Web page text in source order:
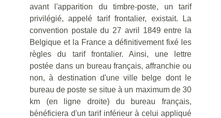
avant l'apparition du timbre-poste, un tarif
privilégié, appelé tarif frontalier, existait.
La
convention postale du 27 avril 1849 entre la
Belgique et la France a définitivement fixé les
règles du tarif frontalier.
Ainsi, une lettre
postée dans un bureau français, affranchie ou
non, à destination d'une ville belge dont le
bureau de poste se situe à un maximum de 30
km (en ligne droite) du bureau français,
bénéficiera d'un tarif inférieur à celui appliqué